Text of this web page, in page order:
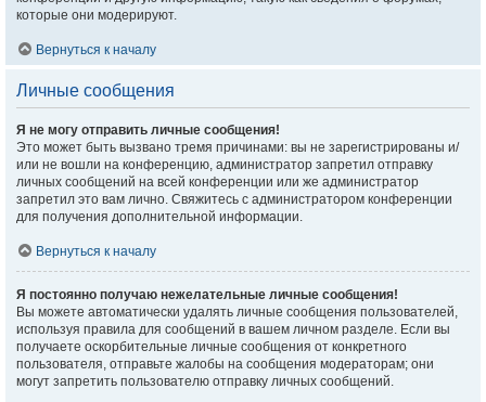
которые они модерируют.
Вернуться к началу
Личные сообщения
Я не могу отправить личные сообщения!
Это может быть вызвано тремя причинами: вы не зарегистрированы и/
или не вошли на конференцию, администратор запретил отправку
личных сообщений на всей конференции или же администратор
запретил это вам лично. Свяжитесь с администратором конференции
для получения дополнительной информации.
Вернуться к началу
Я постоянно получаю нежелательные личные сообщения!
Вы можете автоматически удалять личные сообщения пользователей,
используя правила для сообщений в вашем личном разделе. Если вы
получаете оскорбительные личные сообщения от конкретного
пользователя, отправьте жалобы на сообщения модераторам; они
могут запретить пользователю отправку личных сообщений.